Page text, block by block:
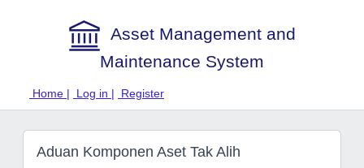
Asset Management and
Maintenance System
Home | Log in | Register
Aduan Komponen Aset Tak Alih